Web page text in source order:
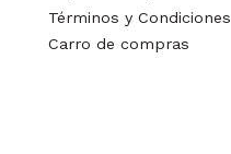
Términos y Condiciones
Carro de compras